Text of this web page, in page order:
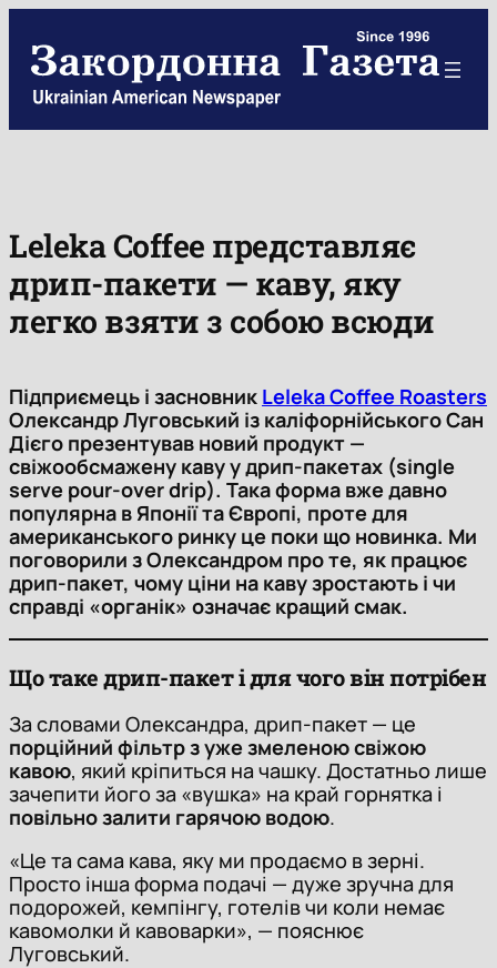
content
Leleka Coffee представляє
дрип-пакети — каву, яку
легко взяти з собою всюди
Підприємець і засновник Leleka Coffee Roasters
Олександр Луговський із каліфорнійського Сан
Дієго презентував новий продукт —
свіжообсмажену каву у дрип-пакетах (single
serve pour-over drip). Така форма вже давно
популярна в Японії та Європі, проте для
американського ринку це поки що новинка. Ми
поговорили з Олександром про те, як працює
дрип-пакет, чому ціни на каву зростають і чи
справді «органік» означає кращий смак.
Що таке дрип-пакет і для чого він потрібен
За словами Олександра, дрип-пакет — це
порційний фільтр з уже змеленою свіжою
кавою, який кріпиться на чашку. Достатньо лише
зачепити його за «вушка» на край горнятка і
повільно залити гарячою водою.
«Це та сама кава, яку ми продаємо в зерні.
Просто інша форма подачі — дуже зручна для
подорожей, кемпінгу, готелів чи коли немає
кавомолки й кавоварки», — пояснює
Луговський.